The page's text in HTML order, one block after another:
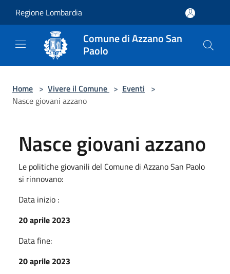
Regione Lombardia
Comune di Azzano San
Paolo
Home > Vivere il Comune > Eventi >
Nasce giovani azzano
Nasce giovani azzano
Le politiche giovanili del Comune di Azzano San Paolo
si rinnovano:
Data inizio :
20 aprile 2023
Data fine:
20 aprile 2023